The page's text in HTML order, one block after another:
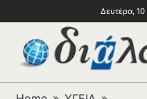
Δευτέρα,